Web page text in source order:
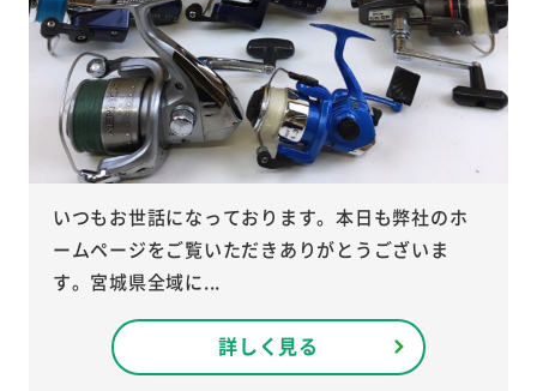
いつもお世話になっております。本日も弊社のホ
ームページをご覧いただきありがとうございま
す。宮城県全域に...
詳しく見る